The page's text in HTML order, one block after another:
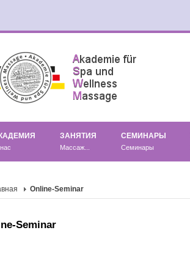
ЗАНЯТИЯ
Массаж...
СЕМИНАРЫ
Семинары
Online-Seminar
Seminar